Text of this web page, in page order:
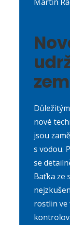
nové
jsou
s vodou.
se
Baťka ze
rostlin ve